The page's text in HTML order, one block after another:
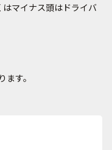
マイナス頭はドライバ
す。